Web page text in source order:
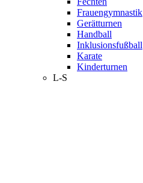
Frauengymnastik
Gerätturnen
Handball
Inklusionsfußball
Karate
Kinderturnen
L-S